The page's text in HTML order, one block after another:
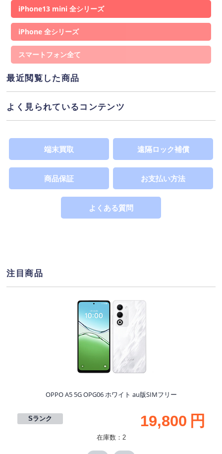
ネットワーク利用制限
「▲」が表示されている場合、この端末を元々の所有
者が購入した時の”分割支払いの残債”が残っている状
態を指し、(1%程度の割合)で通信制限がかかることが
あるため大幅に安価提供しています。※Wi-Fi回線利
用の場合は影響を受けません。「○」表示は、端末代
SIMカードサイズ
この製品が対応するSIMカードのサイズを表示してい
ます。詳しくは
スマートフォン
iPhone
iPhone13 mini
最近閲覧した商品
よく見られているコンテンツ
端末買取 遠隔ロック補償
商品保証 お支払い方法
よくある質問
注目商品
OPPO A5 5G OPG06 ホワイト au版SIMフリー
Sランク 19,800 円
在庫数：2